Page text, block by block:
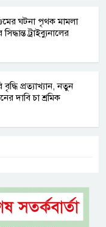
ঘটনা পৃথক মামলা
ট্রাইব্যুনালের
প্রত্যাখ্যান, নতুন
দাবি চা শ্রমিক